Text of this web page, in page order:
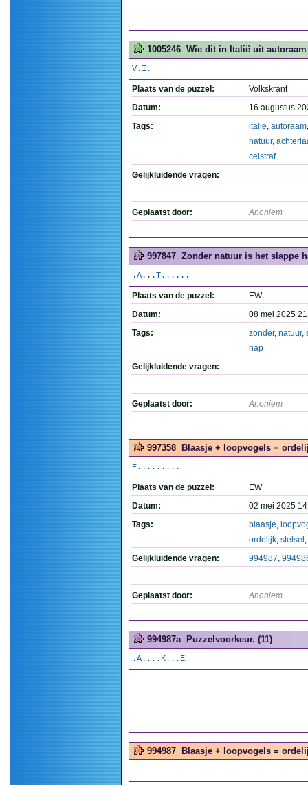
1005246 Wie dit in Italië uit
V.I.
Plaats van de puzzel:
Volkskrant
Datum:
16 augustus
Tags:
italië, autoraam
natuur,
celstraf
Gelijkluidende vragen:
Geplaatst door: Anoniem
997847 Zonder natuur is het slappe
.A...T......
Plaats van de puzzel:
EW
Datum:
08 mei 2025
Tags:
zonder, natuur,
hap
Gelijkluidende vragen:
Geplaatst door: Anoniem
997358 Blaasje + loopvogels =
E.........
Plaats van de puzzel:
EW
Datum:
02 mei 2025
Tags:
blaasje,
ordelijk, stelsel ,
Gelijkluidende vragen:
994987,
Geplaatst door: Anoniem
994987a Puzzelvoorkeur. (11)
.A....K...E
994987 Blaasje + loopvogels =